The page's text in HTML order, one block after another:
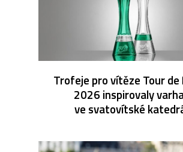
Trofeje pro vítěze Tour de
2026 inspirovaly
ve svatovítské